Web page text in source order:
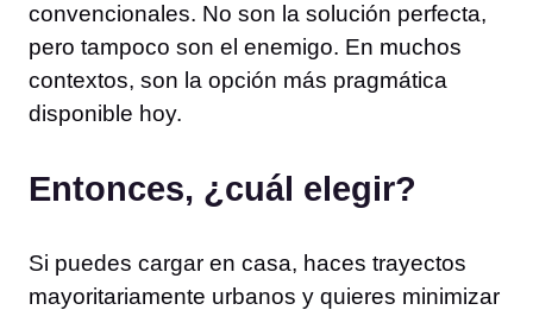
convencionales. No son la solución perfecta,
pero tampoco son el enemigo. En muchos
contextos, son la opción más pragmática
disponible hoy.
Entonces, ¿cuál elegir?
Si puedes cargar en casa, haces trayectos
mayoritariamente urbanos y quieres minimizar